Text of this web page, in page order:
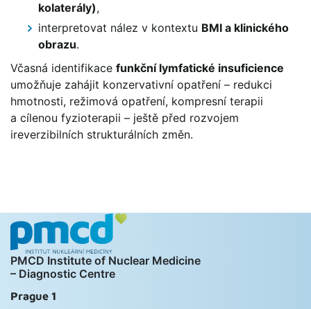
kolaterály),
interpretovat nález v kontextu BMI a klinického
obrazu.
Včasná identifikace funkční lymfatické insuficience
umožňuje zahájit konzervativní opatření – redukci
hmotnosti, režimová opatření, kompresní terapii
a cílenou fyzioterapii – ještě před rozvojem
ireverzibilních strukturálních změn.
PMCD Institute of Nuclear Medicine
– Diagnostic Centre
Prague 1